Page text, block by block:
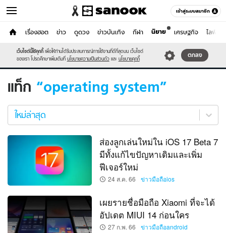
เข้าสู่ระบบสมาชิก
หน้าแรก
เรื่องฮอต ข่าว ดูดวง ข่าวบันเทิง กีฬา เศรษฐกิจ ไลฟ์สไ
นิยาย
ไอที หมวดอื่นๆ
เว็บไซต์นี้ใช้คุกกี้ เพื่อให้ท่านได้รับประสบการณ์การใช้งานที่ดีที่สุดบน เว็บไซต์
ของเรา โปรดศึกษาเพิ่มเติมที่ นโยบายความเป็นส่วนตัว และ นโยบายคุกกี้
ตกลง
แท็ก operating system
operating
system
ใหม่
ล่าสุด
ใหม่ล่าสุด
ส่องลูกเล่นใหม่ใน iOS 17 Beta 7
มีทั้งแก้ไขปัญหาเดิมและเพิ่ม
ฟีเจอร์ใหม่
24 ส.ค. 66 ข่าวมือถือios
เผยรายชื่อมือถือ Xiaomi ที่จะได้
อัปเดต MIUI 14 ก่อนใคร
27 ก.พ. 66 ข่าวมือถือandroid